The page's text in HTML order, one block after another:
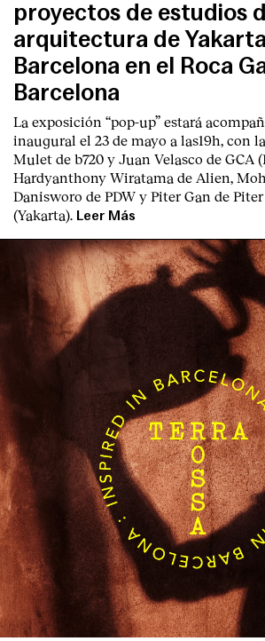
proyectos de estudios
arquitectura de
Barcelona en el Roca
Barcelona
La exposición “pop-up” estará
inaugural el 23 de mayo a las19h, con
Mulet de b720 y Juan Velasco de GCA
Hardyanthony Wiratama de Alien,
Danisworo de PDW y Piter Gan de
(Yakarta). Leer Más